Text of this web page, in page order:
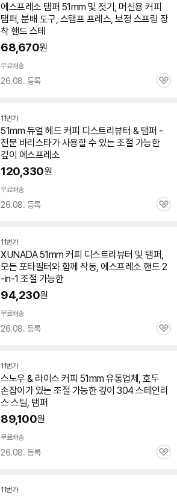
에스프레소 탬퍼 51mm 및 젓기, 머신용 커피
탬퍼, 분배 도구, 스탬프 프레스, 보정 스프링 장
착 핸드 스테
68,670원
무료배송
26.08. 등록
관
11번가
51mm 듀얼 헤드 커피 디스트리뷰터 & 탬퍼 -
전문 바리스타가 사용할 수 있는 조절 가능한
깊이 에스프레소
120,330원
무료배송
26.08. 등록
관
11번가
XUNADA51mm 커피 디스트리뷰터 및 탬퍼,
모든 포타필터와 함께 작동, 에스프레소 핸드 2
-in-1 조절 가능한
94,230원
무료배송
26.08. 등록
관
11번가
스노우 & 라이스 커피 51mm 유통업체, 호두
손잡이가 있는 조절 가능한 깊이 304 스테인리
스 스틸, 탬퍼
89,100원
무료배송
26.08. 등록
관
11번가